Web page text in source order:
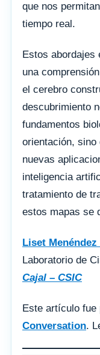
que nos
tiempo real.
Estos abordajes
una
el cerebro
descubrimiento
fundamentos
orientación, sino
nuevas
inteligencia
tratamiento de
estos mapas se
Liset
Laboratorio de
Cajal – CSIC
Este artículo fue
Conversation.